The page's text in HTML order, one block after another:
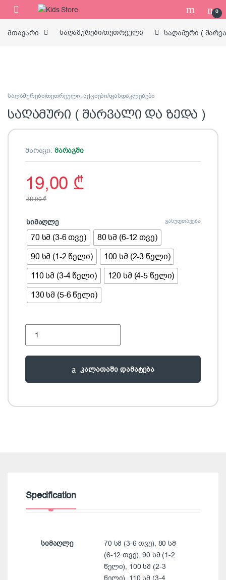
Skip to navigation
Skip to content
0
მთავარი საღამურები/თეთრეული საღამური (
საღამურები/თეთრეული,აქციები/ფასდაკლებები
საღამური ( შარვალი და ზედა )
მარაგი: მარაგში
19,00 ₾
38,00₾
სიმაღლე
70 სმ (3-6 თვე)
80 სმ (6-12 თვე)
90 სმ (1-2 წელი)
100 სმ (2-3 წელი)
110 სმ (3-4 წელი)
120 სმ (4-5 წელი)
130 სმ (5-6 წელი)
გასუფთავება
კალათაში დამატება
Specification
სიმაღლე
70 სმ (3-6 თვე), 80 სმ
(6-12 თვე), 90 სმ (1-2
წელი), 100 სმ (2-3